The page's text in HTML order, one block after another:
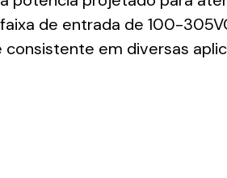
de entrada de 100-
em diversas